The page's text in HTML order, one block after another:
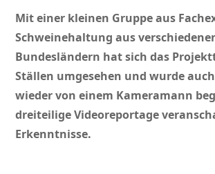
Mit einer kleinen Gruppe aus
Schweinehaltung aus
Bundesländern hat sich das
Ställen umgesehen und wurde
wieder von einem Kameramann
dreiteilige Videoreportage
Erkenntnisse.